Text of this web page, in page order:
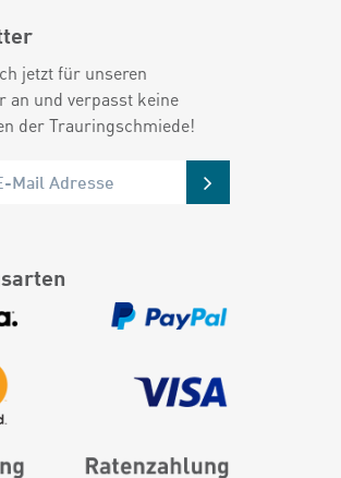
jetzt für unseren
an und verpasst keine
der Trauringschmiede!